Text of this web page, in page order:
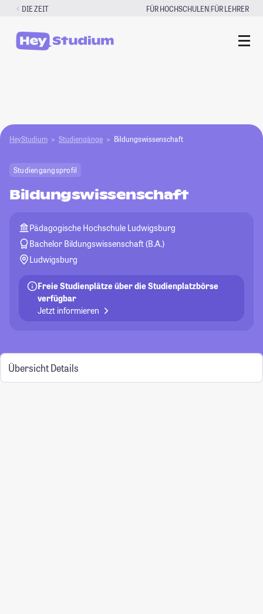
Zum
springen
DIE ZEIT FÜR HOCHSCHULEN|FÜR LEHRER
HeyStudium Studiengänge Bildungswissenschaft
Studiengangsprofil
Bildungswissenschaft
Pädagogische Hochschule Ludwigsburg
Bachelor Bildungswissenschaft (B.A.)
Ludwigsburg
Freie Studienplätze über die Studienplatzbörse
verfügbar
Jetzt informieren
Übersicht Details